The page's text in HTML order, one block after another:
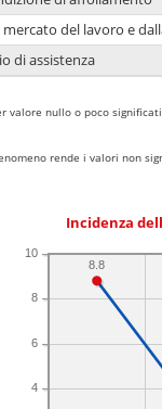
del lavoro e
di assistenza
valore nullo o poco
rende i valori non
Incidenza
4
6
8
10
8.8